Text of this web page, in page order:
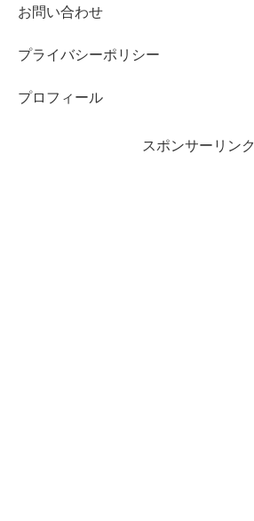
お問い合わせ
プライバシーポリシー
プロフィール
スポンサーリンク